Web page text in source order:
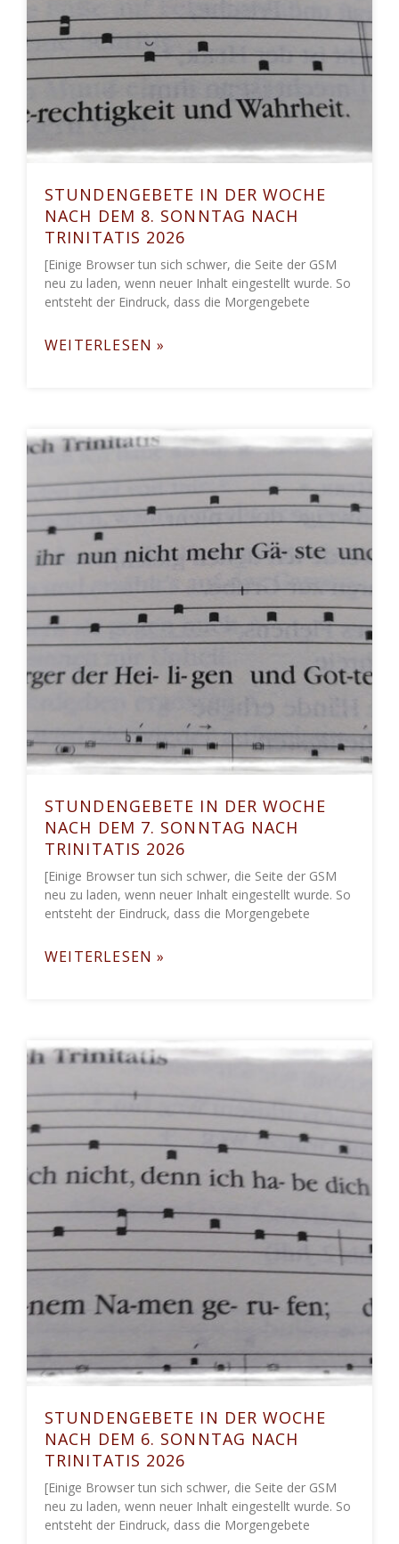
STUNDENGEBETE IN DER WOCHE
NACH DEM 8. SONNTAG NACH
TRINITATIS 2026
[Einige Browser tun sich schwer, die Seite der GSM
neu zu laden, wenn neuer Inhalt eingestellt wurde. So
entsteht der Eindruck, dass die Morgengebete
WEITERLESEN »
STUNDENGEBETE IN DER WOCHE
NACH DEM 7. SONNTAG NACH
TRINITATIS 2026
[Einige Browser tun sich schwer, die Seite der GSM
neu zu laden, wenn neuer Inhalt eingestellt wurde. So
entsteht der Eindruck, dass die Morgengebete
WEITERLESEN »
STUNDENGEBETE IN DER WOCHE
NACH DEM 6. SONNTAG NACH
TRINITATIS 2026
[Einige Browser tun sich schwer, die Seite der GSM
neu zu laden, wenn neuer Inhalt eingestellt wurde. So
entsteht der Eindruck, dass die Morgengebete